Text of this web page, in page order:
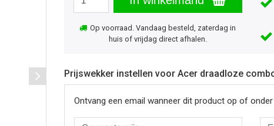
Op voorraad. Vandaag besteld, zaterdag in
huis of vrijdag direct afhalen.
Prijswekker instellen voor Acer draadloze
Ontvang een email wanneer dit product op of